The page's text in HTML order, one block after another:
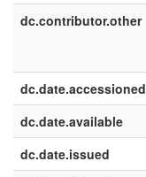
dc.contributor.other
dc.date.accessioned
dc.date.available
dc.date.issued